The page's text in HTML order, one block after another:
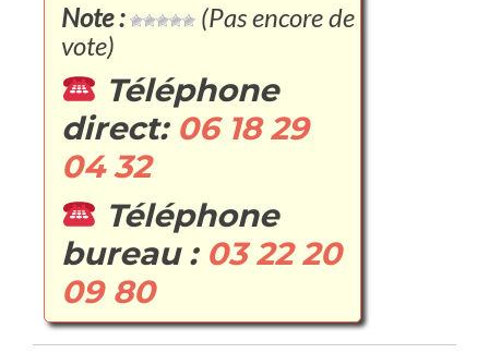
Note :
(Pas encore de
vote)
Téléphone
direct: 06 18 29
04 32
Téléphone
bureau : 03 22 20
09 80